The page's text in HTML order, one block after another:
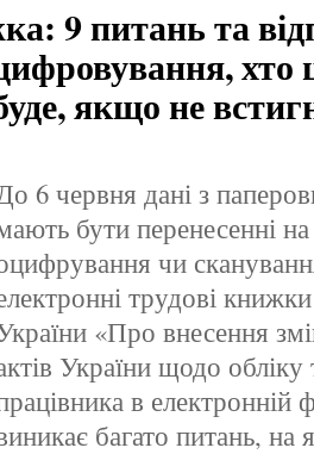
9 питань та
хто
якщо не
6 червня дані з
бути перенесенні
чи
трудові
«Про внесення
України щодо обліку
в
багато питань, на